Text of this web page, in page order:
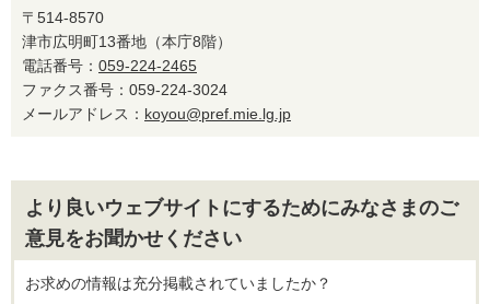
〒514-8570
津市広明町13番地（本庁8階）
電話番号： 059-224-2465
ファクス番号：059-224-3024
メールアドレス： koyou@pref.mie.lg.jp
より良いウェブサイトにするためにみなさまのご
意見をお聞かせください
お求めの情報は充分掲載されていましたか？